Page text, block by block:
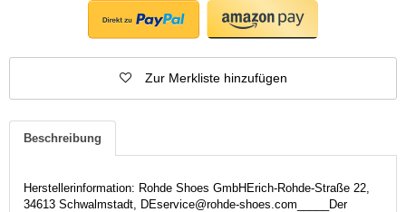
Zur Merkliste hinzufügen
Beschreibung
Herstellerinformation: Rohde Shoes GmbHErich-Rohde-Straße 22,
34613 Schwalmstadt, DEservice@rohde-shoes.com_____Der